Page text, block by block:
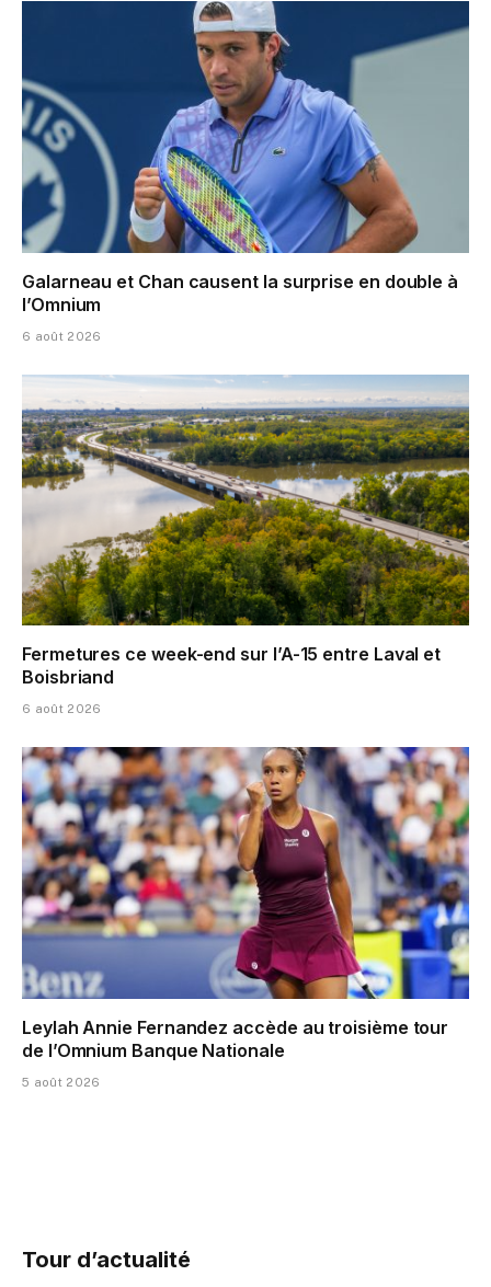
Galarneau et Chan causent la surprise en double à
l’Omnium
6 août 2026
Fermetures ce week-end sur l’A-15 entre Laval et
Boisbriand
6 août 2026
Leylah Annie Fernandez accède au troisième tour
de l’Omnium Banque Nationale
5 août 2026
Tour d’actualité